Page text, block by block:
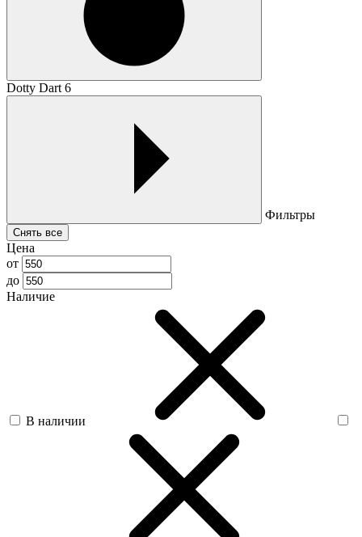
Dotty Dart 6
Фильтры
Снять все
Цена
от
до
Наличие
В наличии